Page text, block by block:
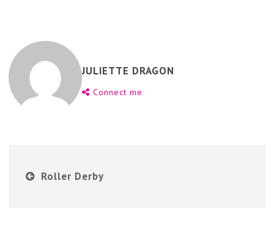
JULIETTE DRAGON
Connect me
Roller Derby